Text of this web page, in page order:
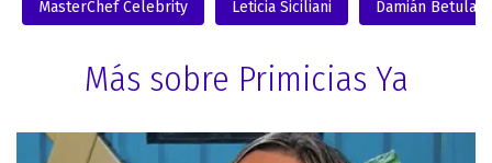
MasterChef Celebrity Leticia Siciliani Damián Betular
Más sobre Primicias Ya